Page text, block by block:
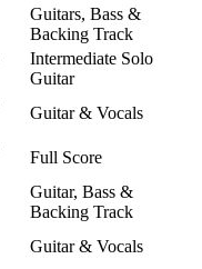
Guitars, Bass &
Backing Track
Intermediate Solo
Guitar
Guitar & Vocals
Full Score
Guitar, Bass &
Backing Track
Guitar & Vocals